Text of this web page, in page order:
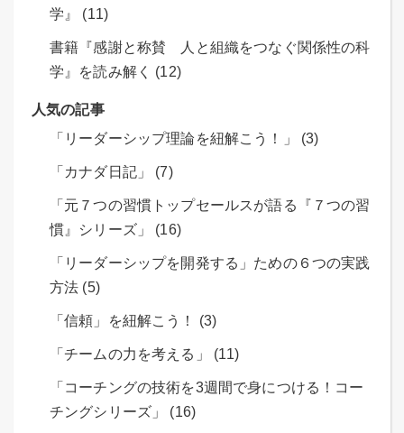
学』 (11)
書籍『感謝と称賛 人と組織をつなぐ関係性の科
学』を読み解く (12)
人気の記事
「リーダーシップ理論を紐解こう！」 (3)
「カナダ日記」 (7)
「元７つの習慣トップセールスが語る『７つの習
慣』シリーズ」 (16)
「リーダーシップを開発する」ための６つの実践
方法 (5)
「信頼」を紐解こう！ (3)
「チームの力を考える」 (11)
「コーチングの技術を3週間で身につける！コー
チングシリーズ」 (16)